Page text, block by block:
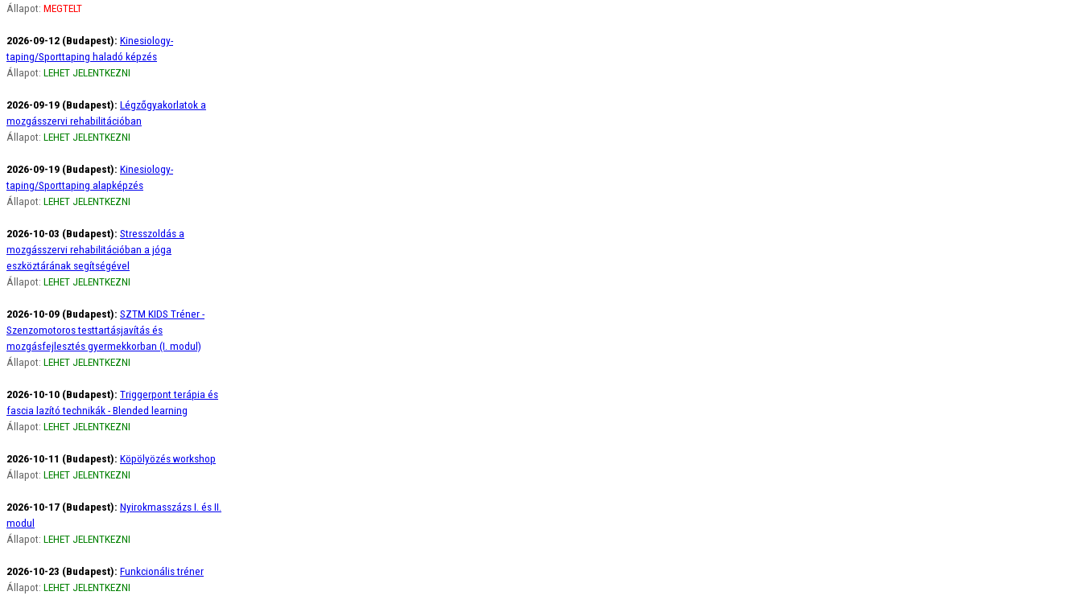
Állapot: MEGTELT
2026-09-12 (Budapest): Kinesiology-
taping/Sporttaping haladó képzés
Állapot: LEHET JELENTKEZNI
2026-09-19 (Budapest): Légzőgyakorlatok a
mozgásszervi rehabilitációban
Állapot: LEHET JELENTKEZNI
2026-09-19 (Budapest): Kinesiology-
taping/Sporttaping alapképzés
Állapot: LEHET JELENTKEZNI
2026-10-03 (Budapest): Stresszoldás a
mozgásszervi rehabilitációban a jóga
eszköztárának segítségével
Állapot: LEHET JELENTKEZNI
2026-10-09 (Budapest): SZTM KIDS Tréner -
Szenzomotoros testtartásjavítás és
mozgásfejlesztés gyermekkorban (I. modul)
Állapot: LEHET JELENTKEZNI
2026-10-10 (Budapest): Triggerpont terápia és
fascia lazító technikák - Blended learning
Állapot: LEHET JELENTKEZNI
2026-10-11 (Budapest): Köpölyözés workshop
Állapot: LEHET JELENTKEZNI
2026-10-17 (Budapest): Nyirokmasszázs I. és II.
modul
Állapot: LEHET JELENTKEZNI
2026-10-23 (Budapest): Funkcionális tréner
Állapot: LEHET JELENTKEZNI